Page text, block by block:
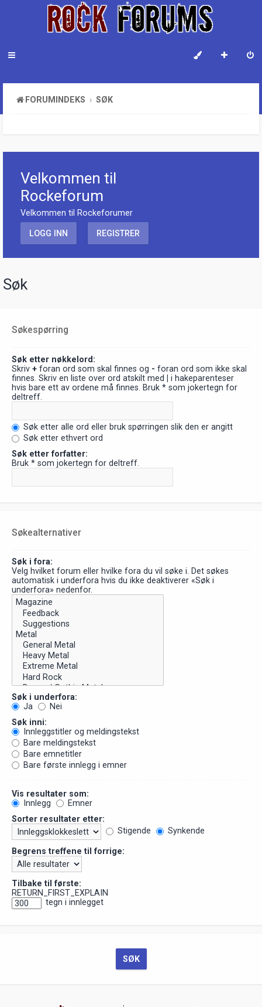
FORUMINDEKS SØK
Velkommen til
Rockeforum
Velkommen til Rockeforumer
LOGG INN REGISTRER
Søk
Søkespørring
Søk etter nøkkelord:
Skriv + foran ord som skal finnes og - foran ord som ikke skal
finnes. Skriv en liste over ord atskilt med
i hakeparenteser
hvis bare ett av ordene må finnes. Bruk * som jokertegn for
deltreff.
Søk etter alle ord eller bruk spørringen slik den er angitt
Søk etter ethvert ord
Søk etter forfatter:
Bruk * som jokertegn for deltreff.
Søkealternativer
Søk i fora:
Velg hvilket forum eller hvilke fora du vil søke i. Det søkes
automatisk i underfora hvis du ikke deaktiverer «Søk i
underfora» nedenfor.
Søk i underfora:
Ja
Nei
Søk inni:
Innleggstitler og meldingstekst
Bare meldingstekst
Bare emnetitler
Bare første innlegg i emner
Vis resultater som:
Innlegg
Emner
Sorter resultater etter:
Stigende
Synkende
Begrens treffene til forrige:
Tilbake til første:
RETURN_FIRST_EXPLAIN
tegn i innlegget